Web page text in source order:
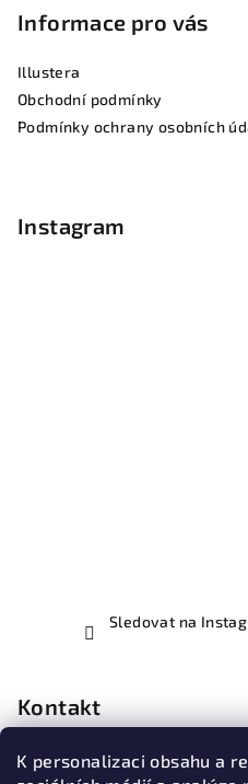
K personalizaci obsahu a
Informace pro vás
Illustera
Obchodní podmínky
Podmínky ochrany osobních
Instagram
Sledovat na
Kontakt
illustera@email.cz
737419004